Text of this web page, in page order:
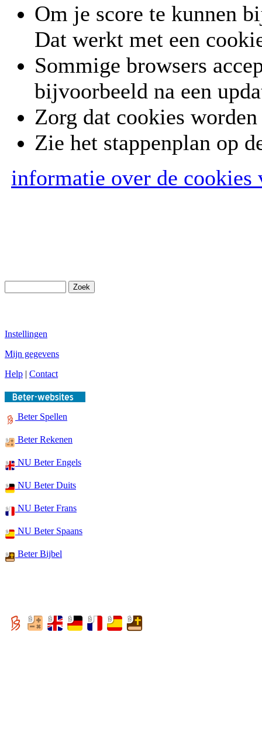
Om je score te kunnen
Dat werkt met een
Sommige browsers
bijvoorbeeld na een
Zorg dat cookies worden
Zie het stappenplan op
informatie over de cookies
Instellingen
Mijn gegevens
Help | Contact
Beter Spellen
Beter Rekenen
NU Beter Engels
NU Beter Duits
NU Beter Frans
NU Beter Spaans
Beter Bijbel